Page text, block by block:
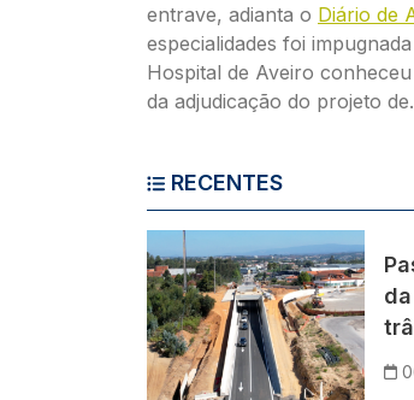
entrave, adianta o Diário de
especialidades foi
Hospital de Aveiro
da adjudicação do projeto
RECENTES
Imagem